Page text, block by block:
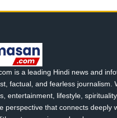
is a leading Hindi news and
factual, and fearless journalism.
entertainment, lifestyle,
perspective that connects deeply